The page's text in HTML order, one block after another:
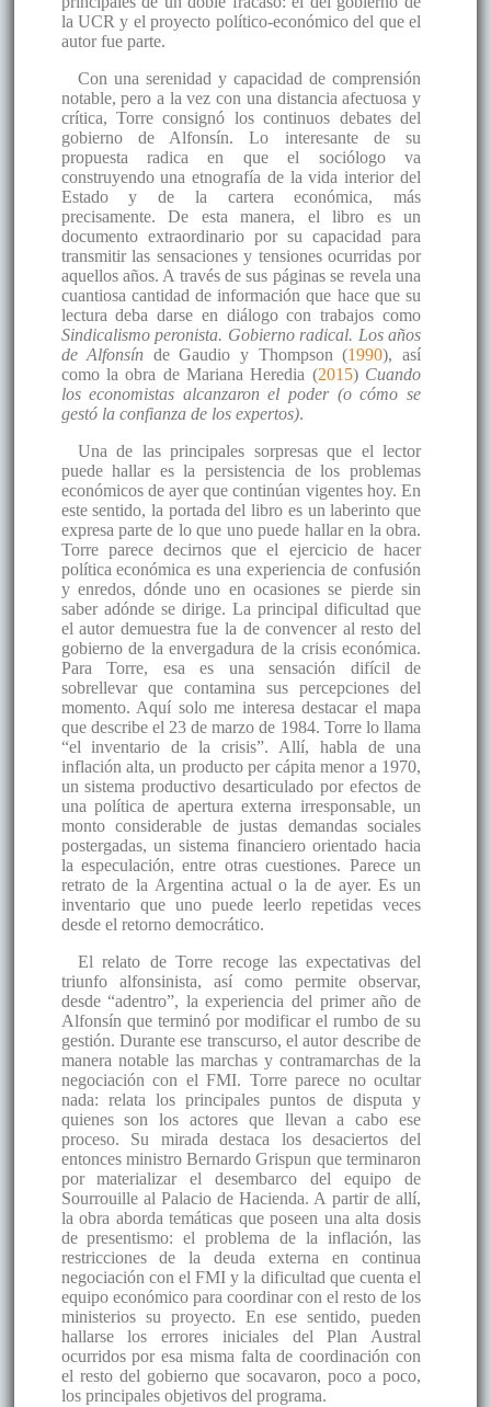
la UCR y el proyecto político-económico del que el
autor fue parte.
Con una serenidad y capacidad de comprensión
notable, pero a la vez con una distancia afectuosa y
crítica, Torre consignó los continuos debates del
gobierno de Alfonsín. Lo interesante de su
propuesta radica en que el sociólogo va
construyendo una etnografía de la vida interior del
Estado y de la cartera económica, más
precisamente. De esta manera, el libro es un
documento extraordinario por su capacidad para
transmitir las sensaciones y tensiones ocurridas por
aquellos años. A través de sus páginas se revela una
cuantiosa cantidad de información que hace que su
lectura deba darse en diálogo con trabajos como
Sindicalismo peronista. Gobierno radical. Los años
de Alfonsín de Gaudio y Thompson (1990), así
como la obra de Mariana Heredia (2015) Cuando
los economistas alcanzaron el poder (o cómo se
gestó la confianza de los expertos).
Una de las principales sorpresas que el lector
puede hallar es la persistencia de los problemas
económicos de ayer que continúan vigentes hoy. En
este sentido, la portada del libro es un laberinto que
expresa parte de lo que uno puede hallar en la obra.
Torre parece decirnos que el ejercicio de hacer
política económica es una experiencia de confusión
y enredos, dónde uno en ocasiones se pierde sin
saber adónde se dirige. La principal dificultad que
el autor demuestra fue la de convencer al resto del
gobierno de la envergadura de la crisis económica.
Para Torre, esa es una sensación difícil de
sobrellevar que contamina sus percepciones del
momento. Aquí solo me interesa destacar el mapa
que describe el 23 de marzo de 1984. Torre lo llama
“el inventario de la crisis”. Allí, habla de una
inflación alta, un producto per cápita menor a 1970,
un sistema productivo desarticulado por efectos de
una política de apertura externa irresponsable, un
monto considerable de justas demandas sociales
postergadas, un sistema financiero orientado hacia
la especulación, entre otras cuestiones. Parece un
retrato de la Argentina actual o la de ayer. Es un
inventario que uno puede leerlo repetidas veces
desde el retorno democrático.
El relato de Torre recoge las expectativas del
triunfo alfonsinista, así como permite observar,
desde “adentro”, la experiencia del primer año de
Alfonsín que terminó por modificar el rumbo de su
gestión. Durante ese transcurso, el autor describe de
manera notable las marchas y contramarchas de la
negociación con el FMI. Torre parece no ocultar
nada: relata los principales puntos de disputa y
quienes son los actores que llevan a cabo ese
proceso. Su mirada destaca los desaciertos del
entonces ministro Bernardo Grispun que terminaron
por materializar el desembarco del equipo de
Sourrouille al Palacio de Hacienda. A partir de allí,
la obra aborda temáticas que poseen una alta dosis
de presentismo: el problema de la inflación, las
restricciones de la deuda externa en continua
negociación con el FMI y la dificultad que cuenta el
equipo económico para coordinar con el resto de los
ministerios su proyecto. En ese sentido, pueden
hallarse los errores iniciales del Plan Austral
ocurridos por esa misma falta de coordinación con
el resto del gobierno que socavaron, poco a poco,
los principales objetivos del programa.